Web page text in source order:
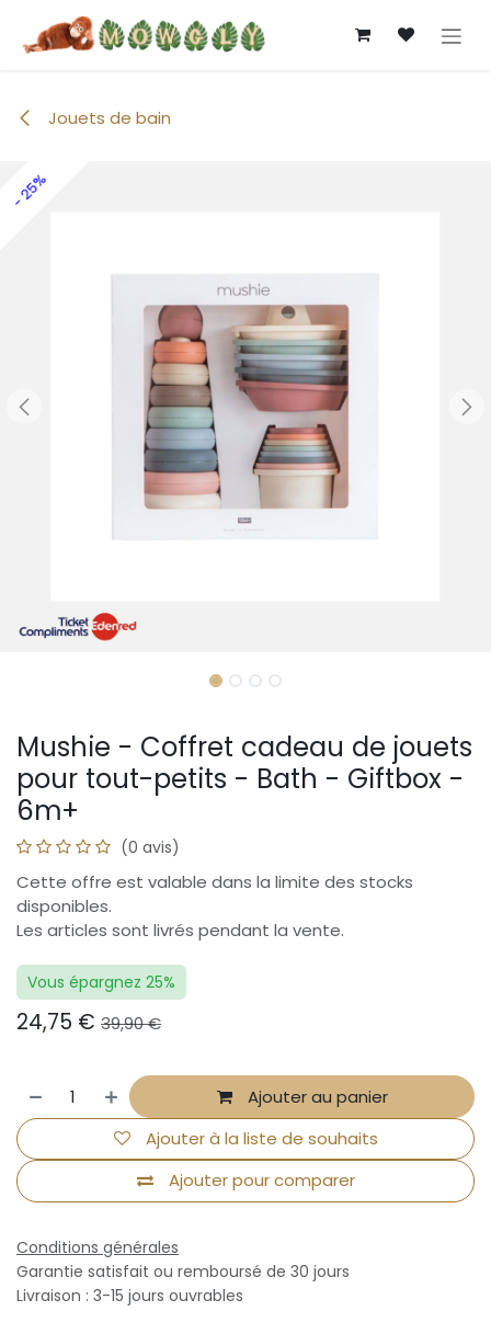
Se rendre au contenu
Jouets de bain
- 25%
- 25%
Mushie - Coffret cadeau de jouets
pour tout-petits - Bath - Giftbox -
6m+
(0 avis)
Cette offre est valable dans la limite des stocks
disponibles.
Les articles sont livrés pendant la vente.
Vous épargnez 25%
24,75 € 39,90€
Ajouter au panier
Ajouter pour comparer
Ajouter à la liste de souhaits
Conditions générales
Garantie satisfait ou remboursé de 30 jours
Livraison : 3-15 jours ouvrables